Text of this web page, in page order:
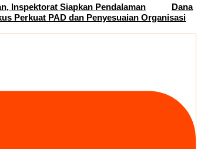
Inspektorat Siapkan Pendalaman
Dana
Perkuat PAD dan Penyesuaian Organisasi